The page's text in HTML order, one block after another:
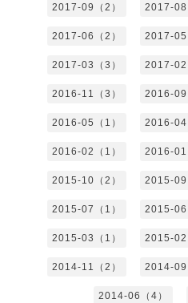
2017-09（2） 2017-08
2017-06（2） 2017-05
2017-03（3） 2017-02
2016-11（3） 2016-09
2016-05（1） 2016-04
2016-02（1） 2016-01
2015-10（2） 2015-09
2015-07（1） 2015-06
2015-03（1） 2015-02
2014-11（2） 2014-09
2014-06（4）